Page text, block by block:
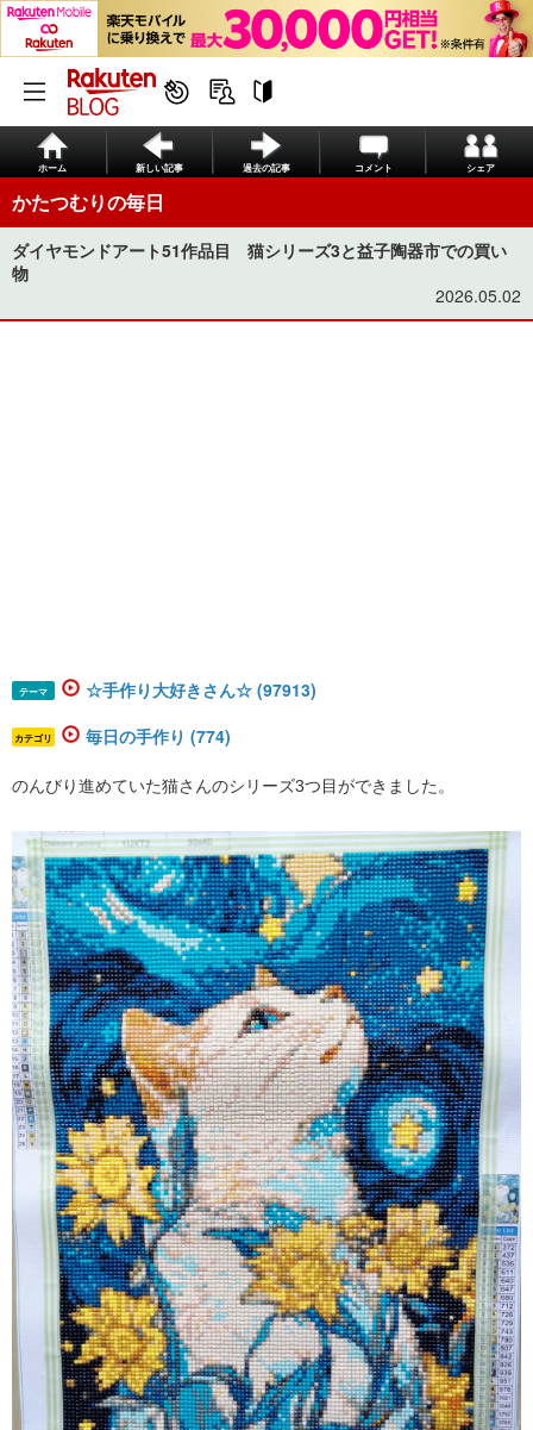
ホーム 新しい記事 過去の記事 コメント シェア
かたつむりの毎日
ダイヤモンドアート51作品目 猫シリーズ3と益子陶器市での買い
物
2026.05.02
テーマ ☆手作り大好きさん☆ (97913)
カテゴリ 毎日の手作り (774)
のんびり進めていた猫さんのシリーズ3つ目ができました。